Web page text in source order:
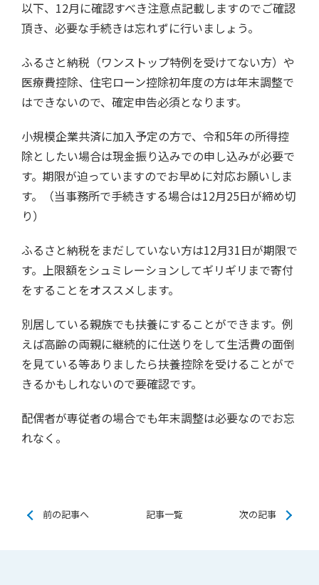
以下、12月に確認すべき注意点記載しますのでご確認
頂き、必要な手続きは忘れずに行いましょう。
ふるさと納税（ワンストップ特例を受けてない方）や
医療費控除、住宅ローン控除初年度の方は年末調整で
はできないので、確定申告必須となります。
小規模企業共済に加入予定の方で、令和5年の所得控
除としたい場合は現金振り込みでの申し込みが必要で
す。期限が迫っていますのでお早めに対応お願いしま
す。（当事務所で手続きする場合は12月25日が締め切
り）
ふるさと納税をまだしていない方は12月31日が期限で
す。上限額をシュミレーションしてギリギリまで寄付
をすることをオススメします。
別居している親族でも扶養にすることができます。例
えば高齢の両親に継続的に仕送りをして生活費の面倒
を見ている等ありましたら扶養控除を受けることがで
きるかもしれないので要確認です。
配偶者が専従者の場合でも年末調整は必要なのでお忘
れなく。
前の記事へ 記事一覧 次の記事